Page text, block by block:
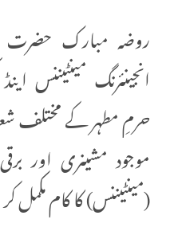
روضہ مبارک حضرت
انجینئرنگ مینٹیننس
حرمِ مطہر کے مختلف
موجود مشینری اور
(مینٹیننس) کا کام مکمل